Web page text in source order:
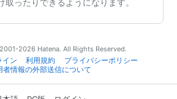
2026 Hatena. All Rights Reserved.
イン 利用規約
プライバシーポリシー
者情報の外部送信について